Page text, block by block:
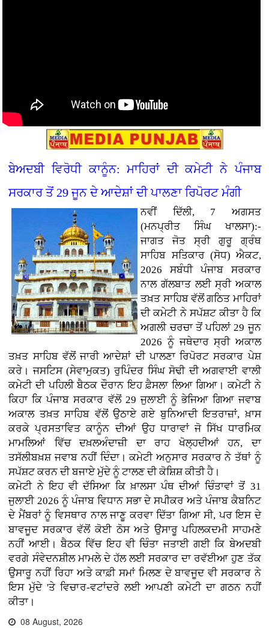
ਬੇਅਦਬੀ ਵਿਰੋਧੀ ਕਾਨੂੰਨ: ਮਾਹਿਰਾਂ ਦੀ ਕਮੇਟੀ ਨੇ ਪੰਜਾਬ
ਸਰਕਾਰ ਤੋਂ 29 ਜੂਨ ਦੇ ਆਦੇਸ਼ਾਂ ਦੀ ਪਾਲਣਾ ਰਿਪੋਰਟ ਮੰਗੀ
ਨਵੀਂ ਦਿੱਲੀ, 7 ਅਗਸਤ
(ਮਨਪ੍ਰੀਤ ਸਿੰਘ ਖਾਲਸਾ):-
ਜਾਗਤ ਜੋਤ ਸ੍ਰੀ ਗੁਰੂ ਗ੍ਰੰਥ
ਸਾਹਿਬ ਸਤਿਕਾਰ (ਸੋਧ) ਐਕਟ,
2026 ਸਬੰਧੀ ਪੰਜਾਬ ਸਰਕਾਰ
ਨਾਲ ਗੱਲਬਾਤ ਲਈ ਸ੍ਰੀ ਅਕਾਲ
ਤਖ਼ਤ ਸਾਹਿਬ ਵੱਲੋਂ ਗਠਿਤ ਮਾਹਿਰਾਂ
ਦੀ ਕਮੇਟੀ ਨੇ ਸਪੱਸ਼ਟ ਕੀਤਾ ਹੈ ਕਿ
ਅਗਲੀ ਚਰਚਾ ਤੋਂ ਪਹਿਲਾਂ 29 ਜੂਨ
2026 ਨੂੰ ਜਥੇਦਾਰ ਸ੍ਰੀ ਅਕਾਲ
ਤਖ਼ਤ ਸਾਹਿਬ ਵੱਲੋਂ ਜਾਰੀ ਆਦੇਸ਼ਾਂ ਦੀ ਪਾਲਣਾ ਰਿਪੋਰਟ ਸਰਕਾਰ ਪੇਸ਼
ਕਰੇ। ਜਸਟਿਸ (ਸੇਵਾਮੁਕਤ) ਰੁਪਿੰਦਰ ਸਿੰਘ ਸੋਢੀ ਦੀ ਅਗਵਾਈ ਵਾਲੀ
ਕਮੇਟੀ ਦੀ ਪਹਿਲੀ ਬੈਠਕ ਦੌਰਾਨ ਇਹ ਫ਼ੈਸਲਾ ਲਿਆ ਗਿਆ। ਕਮੇਟੀ ਨੇ
ਕਿਹਾ ਕਿ ਪੰਜਾਬ ਸਰਕਾਰ ਵੱਲੋਂ 29 ਜੁਲਾਈ ਨੂੰ ਭੇਜਿਆ ਗਿਆ ਜਵਾਬ
ਅਕਾਲ ਤਖ਼ਤ ਸਾਹਿਬ ਵੱਲੋਂ ਉਠਾਏ ਗਏ ਬੁਨਿਆਦੀ ਇਤਰਾਜ਼ਾਂ, ਖ਼ਾਸ
ਕਰਕੇ ਪ੍ਰਸਤਾਵਿਤ ਕਾਨੂੰਨ ਦੀਆਂ ਉਹ ਧਾਰਾਵਾਂ ਜੋ ਸਿੱਖ ਧਾਰਮਿਕ
ਮਾਮਲਿਆਂ ਵਿੱਚ ਦਖ਼ਲਅੰਦਾਜ਼ੀ ਦਾ ਰਾਹ ਖੋਲ੍ਹਦੀਆਂ ਹਨ, ਦਾ
ਤਸੱਲੀਬਖ਼ਸ਼ ਜਵਾਬ ਨਹੀਂ ਦਿੰਦਾ। ਕਮੇਟੀ ਅਨੁਸਾਰ ਸਰਕਾਰ ਨੇ ਤੱਥਾਂ ਨੂੰ
ਸਪੱਸ਼ਟ ਕਰਨ ਦੀ ਬਜਾਏ ਮੁੱਦੇ ਨੂੰ ਟਾਲਣ ਦੀ ਕੋਸ਼ਿਸ਼ ਕੀਤੀ ਹੈ।
ਕਮੇਟੀ ਨੇ ਇਹ ਵੀ ਦੱਸਿਆ ਕਿ ਖ਼ਾਲਸਾ ਪੰਥ ਦੀਆਂ ਚਿੰਤਾਵਾਂ ਤੋਂ 31
ਜੁਲਾਈ 2026 ਨੂੰ ਪੰਜਾਬ ਵਿਧਾਨ ਸਭਾ ਦੇ ਸਪੀਕਰ ਅਤੇ ਪੰਜਾਬ ਕੈਬਨਿਟ
ਦੇ ਮੈਂਬਰਾਂ ਨੂੰ ਵਿਸਥਾਰ ਨਾਲ ਜਾਣੂ ਕਰਵਾ ਦਿੱਤਾ ਗਿਆ ਸੀ, ਪਰ ਇਸ ਦੇ
ਬਾਵਜੂਦ ਸਰਕਾਰ ਵੱਲੋਂ ਕੋਈ ਠੋਸ ਅਤੇ ਉਸਾਰੂ ਪਹਿਲਕਦਮੀ ਸਾਹਮਣੇ
ਨਹੀਂ ਆਈ। ਬੈਠਕ ਵਿੱਚ ਇਹ ਵੀ ਚਿੰਤਾ ਜਤਾਈ ਗਈ ਕਿ ਬੇਅਦਬੀ
ਵਰਗੇ ਸੰਵੇਦਨਸ਼ੀਲ ਮਾਮਲੇ ਦੇ ਹੱਲ ਲਈ ਸਰਕਾਰ ਦਾ ਰਵੱਈਆ ਹੁਣ ਤੱਕ
ਉਸਾਰੂ ਨਹੀਂ ਰਿਹਾ ਅਤੇ ਕਾਫ਼ੀ ਸਮਾਂ ਮਿਲਣ ਦੇ ਬਾਵਜੂਦ ਵੀ ਸਰਕਾਰ ਨੇ
ਇਸ ਮੁੱਦੇ 'ਤੇ ਵਿਚਾਰ-ਵਟਾਂਦਰੇ ਲਈ ਆਪਣੀ ਕਮੇਟੀ ਦਾ ਗਠਨ ਨਹੀਂ
ਕੀਤਾ।
08 August, 2026